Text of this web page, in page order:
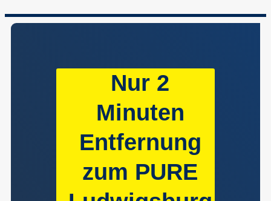
Nur 2
Minuten
Entfernung
zum PURE